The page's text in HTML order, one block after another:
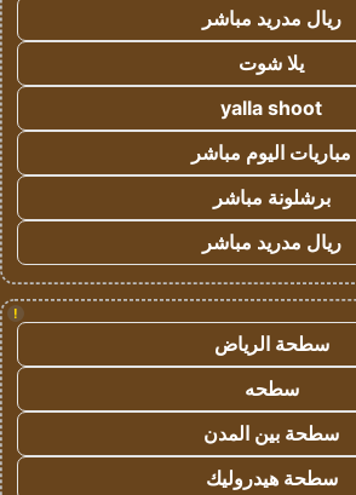
ريال مدريد مباشر
يلا شوت
yalla shoot
مباريات اليوم مباشر
برشلونة مباشر
ريال مدريد مباشر
!
سطحة الرياض
سطحه
سطحة بين المدن
سطحة هيدروليك